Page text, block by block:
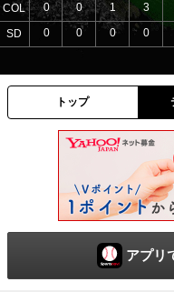
COL
SD
0
0 1 3
0
0 0 0
トップ
アプリ